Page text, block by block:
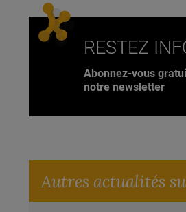
RESTEZ
Abonnez-vous
notre newsletter
Autres actualités